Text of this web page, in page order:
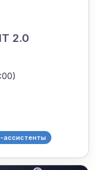
2.0
ассистенты